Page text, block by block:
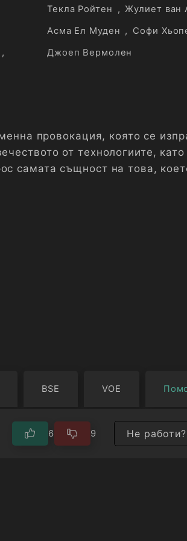
,
Текла Ройтен
, Жулиет ван
Асма Ел Муден , Софи
Джоеп Вермолен
провокация, която се
от технологиите, като
самата същност на това,
ОСКАР за най-добър
BSE VOE
6 9 Не работи?